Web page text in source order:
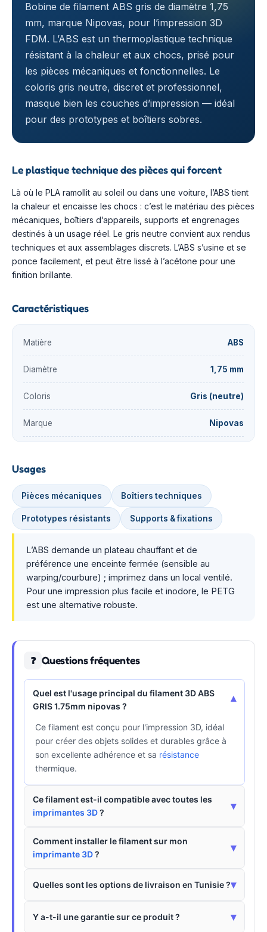
Bobine de filament ABS gris de diamètre 1,75
mm, marque Nipovas, pour l’impression 3D
FDM. L’ABS est un thermoplastique technique
résistant à la chaleur et aux chocs, prisé pour
les pièces mécaniques et fonctionnelles. Le
coloris gris neutre, discret et professionnel,
masque bien les couches d’impression — idéal
pour des prototypes et boîtiers sobres.
Le plastique technique des pièces qui forcent
Là où le PLA ramollit au soleil ou dans une voiture, l’ABS tient
la chaleur et encaisse les chocs : c’est le matériau des pièces
mécaniques, boîtiers d’appareils, supports et engrenages
destinés à un usage réel. Le gris neutre convient aux rendus
techniques et aux assemblages discrets. L’ABS s’usine et se
ponce facilement, et peut être lissé à l’acétone pour une
finition brillante.
Caractéristiques
Matière ABS
Diamètre 1,75 mm
Coloris Gris (neutre)
Marque Nipovas
Usages
Pièces mécaniques Boîtiers techniques
Prototypes résistants Supports & fixations
L’ABS demande un plateau chauffant et de
préférence une enceinte fermée (sensible au
warping/courbure) ; imprimez dans un local ventilé.
Pour une impression plus facile et inodore, le PETG
est une alternative robuste.
❓ Questions fréquentes
Quel est l'usage principal du filament 3D ABS
GRIS 1.75mm nipovas ?
▾
Ce filament est conçu pour l'impression 3D, idéal
pour créer des objets solides et durables grâce à
son excellente adhérence et sa résistance
thermique.
Ce filament est-il compatible avec toutes les
imprimantes 3D?
▾
Comment installer le filament sur mon
imprimante 3D?
▾
Quelles sont les options de livraison en Tunisie ?▾
Y a-t-il une garantie sur ce produit ? ▾